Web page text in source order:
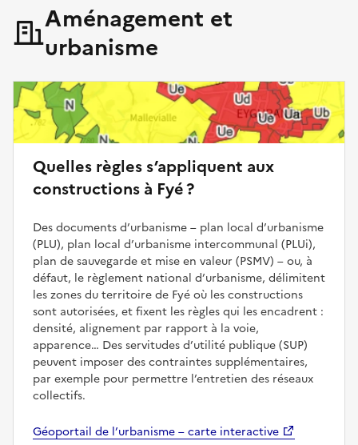
Aménagement et
urbanisme
Quelles règles s’appliquent aux
constructions à Fyé ?
Des documents d’urbanisme – plan local d’urbanisme
(PLU), plan local d’urbanisme intercommunal (PLUi),
plan de sauvegarde et mise en valeur (PSMV) – ou, à
défaut, le règlement national d’urbanisme, délimitent
les zones du territoire de Fyé où les constructions
sont autorisées, et fixent les règles qui les encadrent :
densité, alignement par rapport à la voie,
apparence… Des servitudes d’utilité publique (SUP)
peuvent imposer des contraintes supplémentaires,
par exemple pour permettre l’entretien des réseaux
collectifs.
Géoportail de l’urbanisme – carte interactive